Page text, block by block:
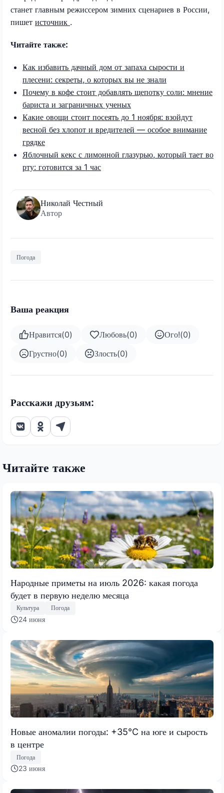
станет главным режиссером зимних сценариев в России,
пишет источник .
Читайте также:
Как избавить дачный дом от запаха сырости и
плесени: секреты, о которых вы не знали
Почему в кофе стоит добавлять щепотку соли: мнение
бариста и заграничных ученых
Какие овощи стоит посеять до 1 ноября: взойдут
весной без хлопот и вредителей — особое внимание
грядке
Яблочный кекс с лимонной глазурью, который тает во
рту: готовится за 1 час
Николай Честный
Автор
Погода
Ваша реакция
Нравится(0) Любовь(0) Ого!(0)
Грустно(0) Злость(0)
Расскажи друзьям:
Читайте также
Народные приметы на июль 2026: какая погода
будет в первую неделю месяца
Культура Погода
24 июня
Новые аномалии погоды: +35°C на юге и сырость
в центре
Погода
23 июня